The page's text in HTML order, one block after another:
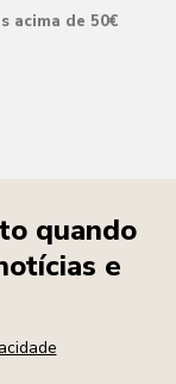
acima de 50€
quando
e